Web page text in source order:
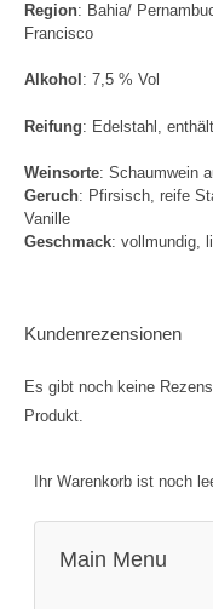
Region: Bahia/
Francisco
Alkohol : 7,5 % Vol
Reifung: Edelstahl,
Weinsorte: Schaumwein
Geruch: Pfirsisch, reife
Vanille
Geschmack: vollmundig,
Kundenrezensionen
Es gibt noch keine
Produkt.
Ihr Warenkorb ist noch
Main Menu